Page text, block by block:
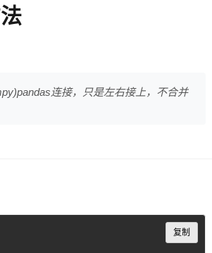
连接，只是左右接上，不合并
复制
Copy